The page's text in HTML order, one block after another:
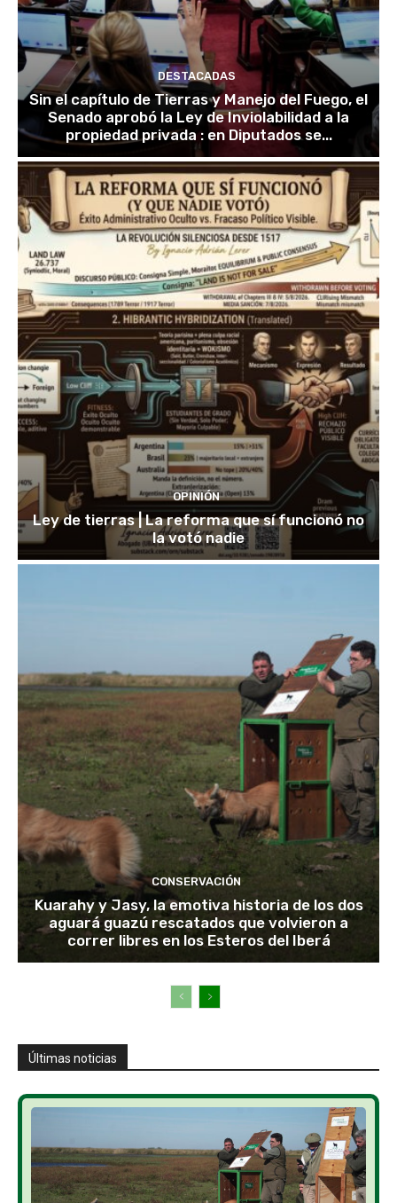
DESTACADAS
Sin el capítulo de Tierras y Manejo del Fuego, el
Senado aprobó la Ley de Inviolabilidad a la
propiedad privada : en Diputados se...
OPINIÓN
Ley de tierras | La reforma que sí funcionó no
la votó nadie
CONSERVACIÓN
Kuarahy y Jasy, la emotiva historia de los dos
aguará guazú rescatados que volvieron a
correr libres en los Esteros del Iberá
Últimas noticias